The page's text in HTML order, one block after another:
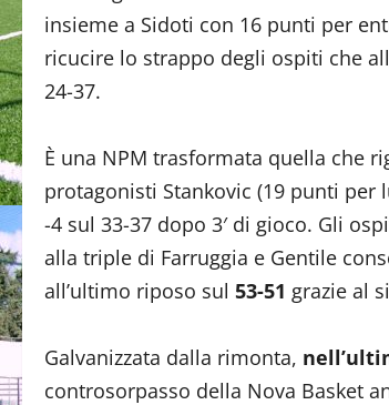
insieme a Sidoti con 16 punti per
ricucire lo strappo degli ospiti che
24-37.
È una NPM trasformata quella che
protagonisti Stankovic (19 punti per
-4 sul 33-37 dopo 3′ di gioco. Gli
alla triple di Farruggia e Gentile
all’ultimo riposo sul 53-51 grazie al
Galvanizzata dalla rimonta,
controsorpasso della Nova Basket